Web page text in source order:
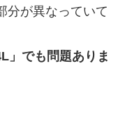
分が異なっていて
」でも問題ありま